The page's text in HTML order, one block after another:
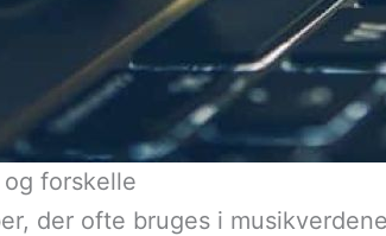
forskelle
der ofte bruges i